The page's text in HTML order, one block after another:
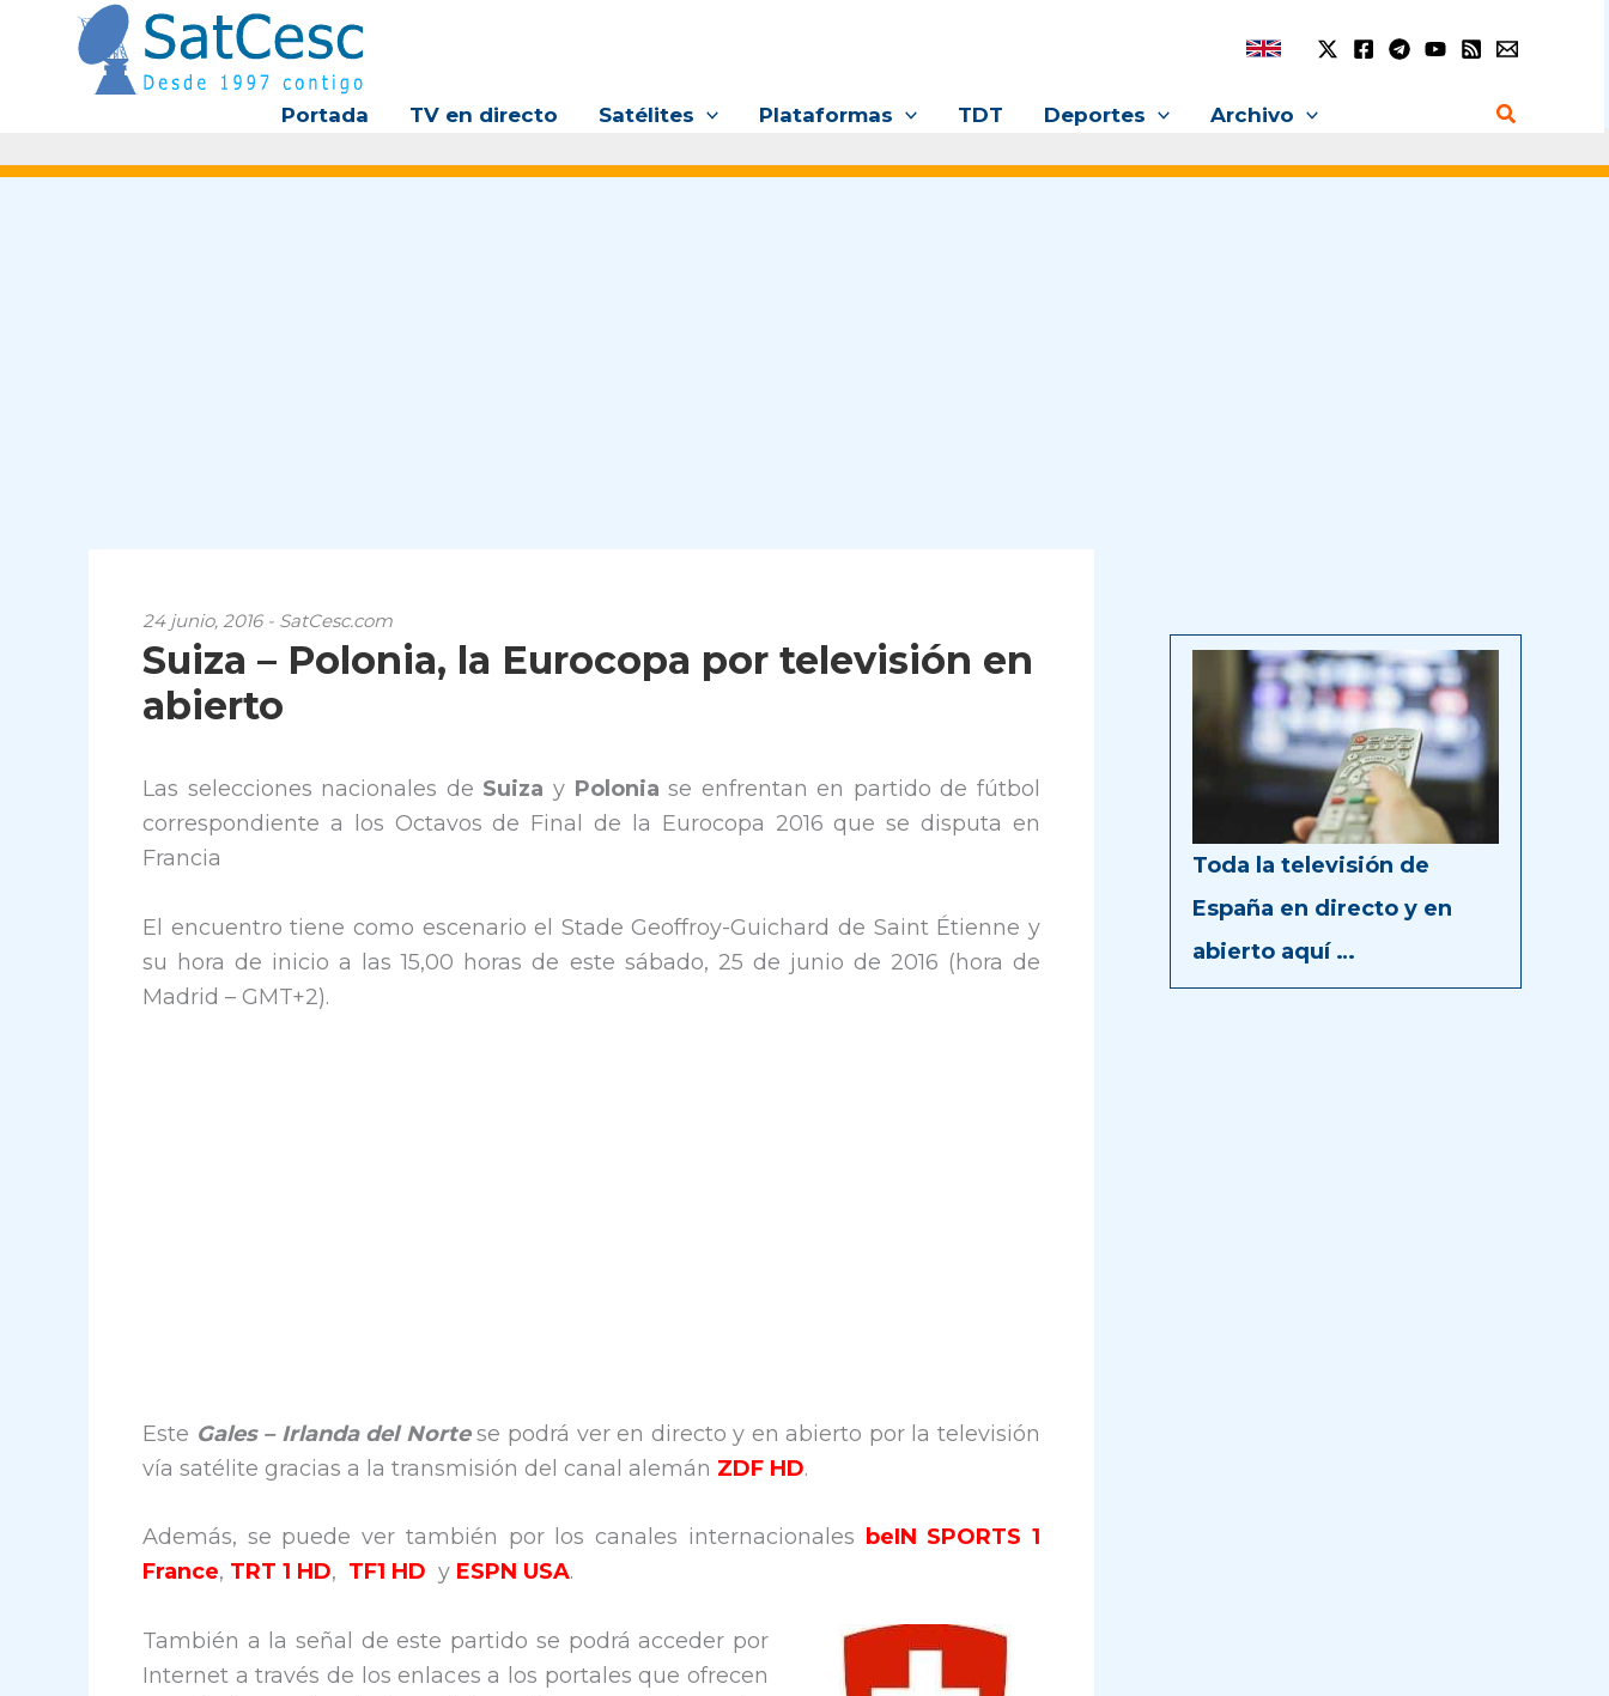
contenido
Portada TV en directo Satélites Plataformas TDT Deportes Archivo Buscar
24 junio, 2016 - SatCesc.com
Suiza – Polonia, la Eurocopa por televisión en
abierto
Las selecciones nacionales de Suiza yPolonia se enfrentan en partido de fútbol
correspondiente a los Octavos de Final de la Eurocopa 2016 que se disputa en
Francia
El encuentro tiene como escenario el Stade Geoffroy-Guichard de Saint Étienne y
su hora de inicio a las 15,00 horas de este sábado, 25 de junio de 2016 (hora de
Madrid – GMT+2).
Este Gales – Irlanda del Nortese podrá ver en directo y en abierto por la televisión
vía satélite gracias a la transmisión del canal alemán ZDF HD.
Además, se puede ver también por los canales internacionales beIN SPORTS 1
France, TRT 1 HD, TF1 HD y ESPN USA.
También a la señal de este partido se podrá acceder por
Internet a través de los enlaces a los portales que ofrecen
Toda la televisión de
España en directo y en
abierto aquí …